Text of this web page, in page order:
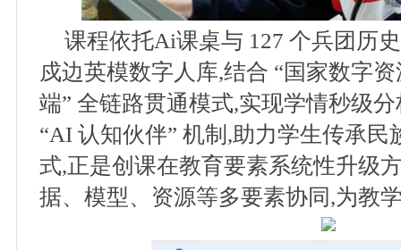
课程依托Ai课桌与 127 个兵团历
戍边英模数字人库,结合 “国家数字
端” 全链路贯通模式,实现学情秒级
“AI 认知伙伴” 机制,助力学生传承
式,正是创课在教育要素系统性升级
据、模型、资源等多要素协同,为教